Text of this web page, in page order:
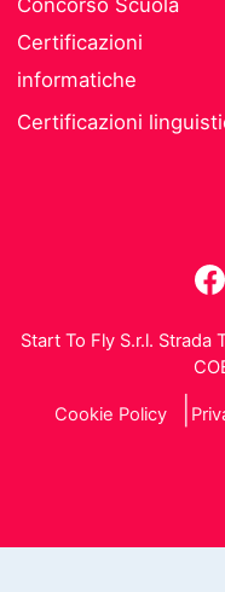
Concorso Scuola
Certificazioni
informatiche
Certificazioni
Start To Fly S.r.l. Strada
Cookie Policy